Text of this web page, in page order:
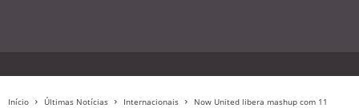
Início Últimas Notícias Internacionais
Now United libera mashup com 11